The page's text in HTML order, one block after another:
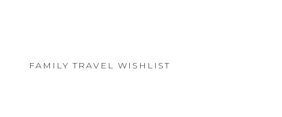
FAMILY TRAVEL WISHLIST